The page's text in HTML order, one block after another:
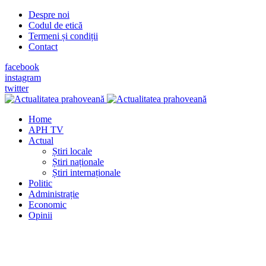
Despre noi
Codul de etică
Termeni și condiții
Contact
facebook
instagram
twitter
Home
APH TV
Actual
Știri locale
Știri naționale
Știri internaționale
Politic
Administrație
Economic
Opinii